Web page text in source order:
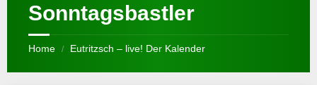
Sonntagsbastler
Home / Eutritzsch – live! Der Kalender